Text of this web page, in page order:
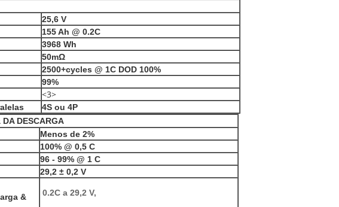
25,6 V
155 Ah @ 0.2C
3968 Wh
50mΩ
2500+cycles @ 1C DOD 100%
99%
<3>
4S ou 4P
DA DESCARGA
Menos de 2%
100% @ 0,5 C
96 - 99% @ 1 C
29,2 ± 0,2 V
&
0.2C a 29,2 V,